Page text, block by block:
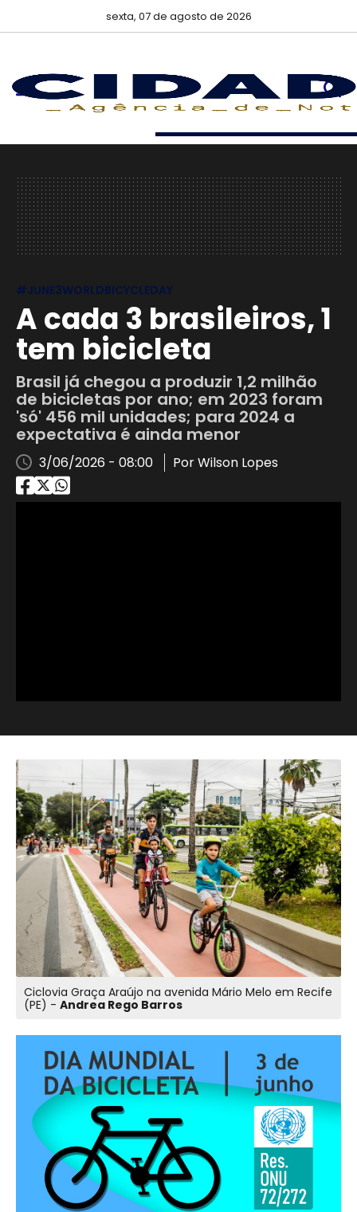
sexta, 07 de agosto de 2026
#JUNE3WORLDBICYCLEDAY
A cada 3 brasileiros, 1
tem bicicleta
Brasil já chegou a produzir 1,2 milhão
de bicicletas por ano; em 2023 foram
'só' 456 mil unidades; para 2024 a
expectativa é ainda menor
3/06/2026 - 08:00 Por Wilson Lopes
Ciclovia Graça Araújo na avenida Mário Melo em Recife
(PE) - Andrea Rego Barros